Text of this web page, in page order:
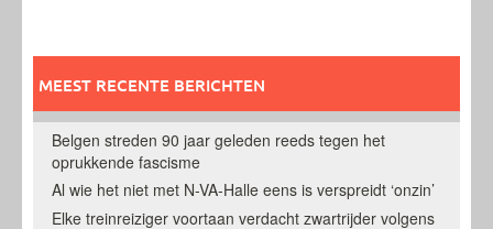
MEEST RECENTE BERICHTEN
Belgen streden 90 jaar geleden reeds tegen het
oprukkende fascisme
Al wie het niet met N-VA-Halle eens is verspreidt ‘onzin’
Elke treinreiziger voortaan verdacht zwartrijder volgens